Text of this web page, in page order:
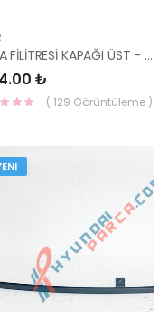
HAVA FİLİTRESİ KAPAĞI ÜST - İX35 BENZİNLİ 28111-2S100-HMC
₺
( 129 Görüntüleme )